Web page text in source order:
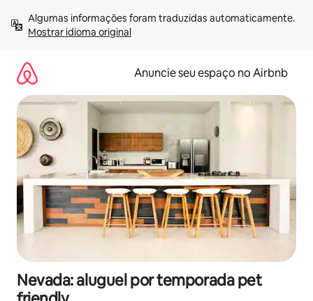
para
Mostrar idioma original
Anuncie seu espaço no Airbnb
Nevada: aluguel por temporada pet